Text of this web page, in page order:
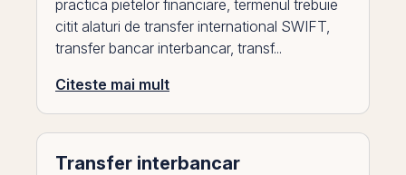
practica pietelor financiare, termenul trebuie
citit alaturi de transfer international SWIFT,
transfer bancar interbancar, transf...
Citeste mai mult
Transfer interbancar